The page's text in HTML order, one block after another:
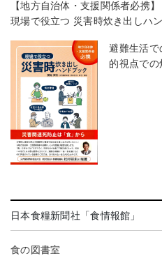
【地方自治体・支援関係者必携】
現場で役立つ 災害時炊き出しハ
避難生活で
的視点で
日本食糧新聞社「食情報館」
食の図書室